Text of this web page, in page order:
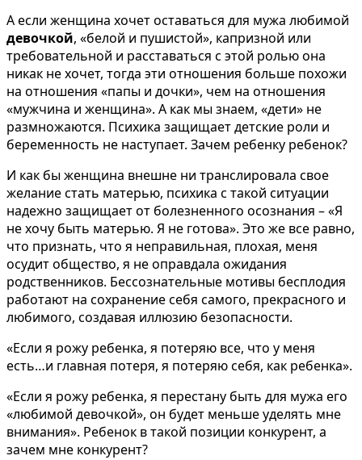
А если женщина хочет оставаться для мужа любимой
девочкой, «белой и пушистой», капризной или
требовательной и расставаться с этой ролью она
никак не хочет, тогда эти отношения больше похожи
на отношения «папы и дочки», чем на отношения
«мужчина и женщина». А как мы знаем, «дети» не
размножаются. Психика защищает детские роли и
беременность не наступает. Зачем ребенку ребенок?
И как бы женщина внешне ни транслировала свое
желание стать матерью, психика с такой ситуации
надежно защищает от болезненного осознания – «Я
не хочу быть матерью. Я не готова». Это же все равно,
что признать, что я неправильная, плохая, меня
осудит общество, я не оправдала ожидания
родственников. Бессознательные мотивы бесплодия
работают на сохранение себя самого, прекрасного и
любимого, создавая иллюзию безопасности.
«Если я рожу ребенка, я потеряю все, что у меня
есть…и главная потеря, я потеряю себя, как ребенка».
«Если я рожу ребенка, я перестану быть для мужа его
«любимой девочкой», он будет меньше уделять мне
внимания». Ребенок в такой позиции конкурент, а
зачем мне конкурент?